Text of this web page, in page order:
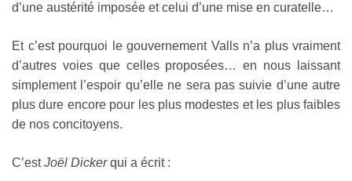
d’une austérité imposée et celui d’une mise en curatelle…
Et c’est pourquoi le gouvernement Valls n’a plus vraiment
d’autres voies que celles proposées… en nous laissant
simplement l’espoir qu’elle ne sera pas suivie d’une autre
plus dure encore pour les plus modestes et les plus faibles
de nos concitoyens.
C’estJoël Dickerqui a écrit :